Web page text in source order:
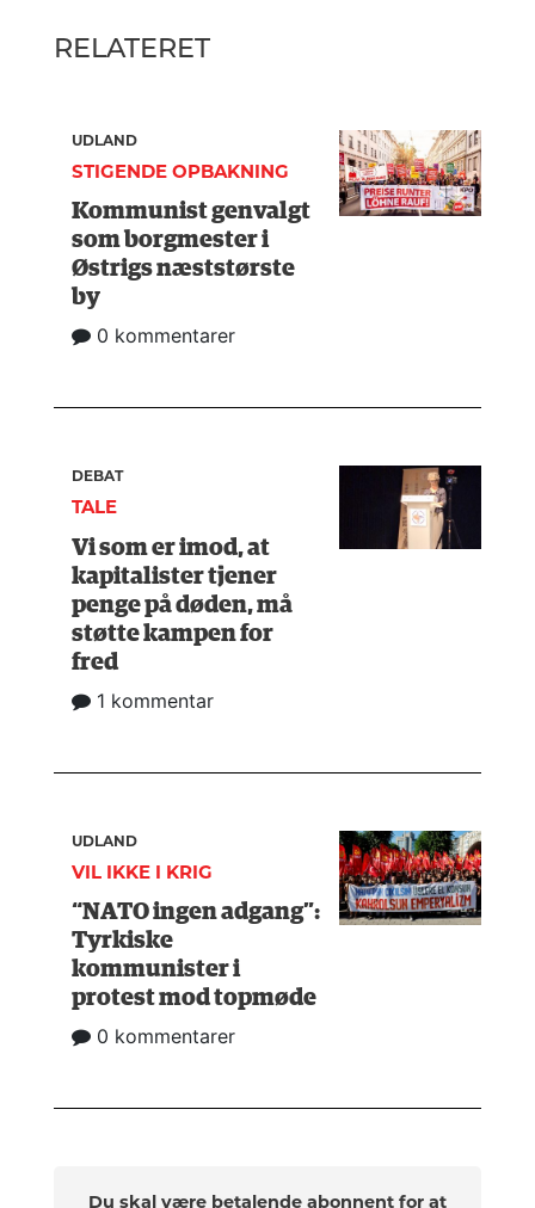
RELATERET
UDLAND
STIGENDE OPBAKNING
Kommunist genvalgt
som borgmester i
Østrigs næststørste
by
0 kommentarer
DEBAT
TALE
Vi som er imod, at
kapitalister tjener
penge på døden, må
støtte kampen for
fred
1 kommentar
UDLAND
VIL IKKE I KRIG
“NATO ingen adgang”:
Tyrkiske
kommunister i
protest mod topmøde
0 kommentarer
Du skal være betalende abonnent for at